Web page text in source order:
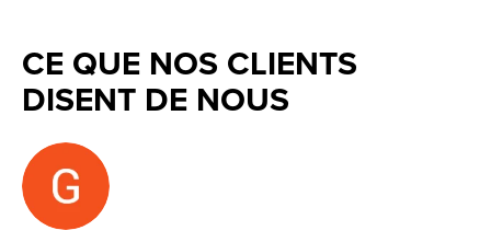
CE QUE NOS CLIENTS
DISENT DE NOUS
Testimonial items